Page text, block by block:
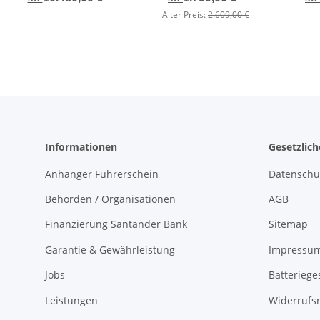
Kippi " - ALU Felgen -
Alter Preis:2.609,00 €
Informationen
Anhänger Führerschein
Behörden / Organisationen
Finanzierung Santander Bank
Garantie & Gewährleistung
Jobs
Leistungen
AGB
Sitemap